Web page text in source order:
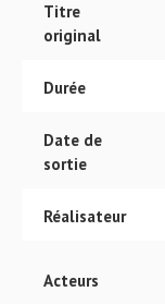
Titre
original
Durée
Date de
sortie
Réalisateur
Acteurs